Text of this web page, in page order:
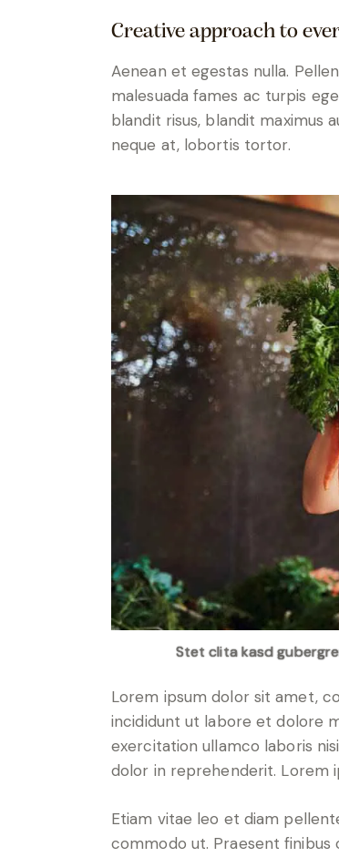
Creative approach to
Aenean et egestas nulla.
malesuada fames ac turpis
blandit risus, blandit maximus
neque at, lobortis tortor.
Stet clita kasd
Lorem ipsum dolor sit amet,
incididunt ut labore et dolore
exercitation ullamco laboris
dolor in reprehenderit. Lorem
Etiam vitae leo et diam
commodo ut. Praesent finibus